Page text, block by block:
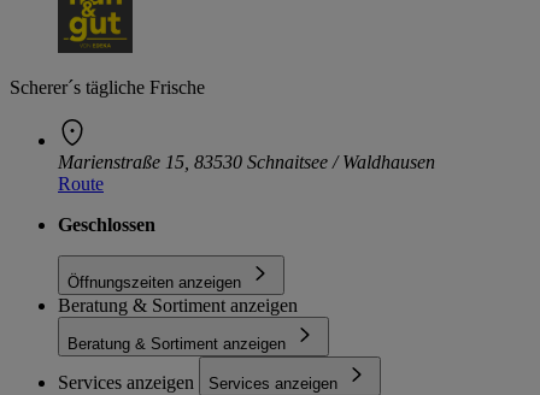
Scherer´s tägliche Frische
Marienstraße 15, 83530 Schnaitsee / Waldhausen
Route
Geschlossen
Öffnungszeiten anzeigen
Beratung & Sortiment anzeigen
Beratung & Sortiment anzeigen
Services anzeigen Services anzeigen